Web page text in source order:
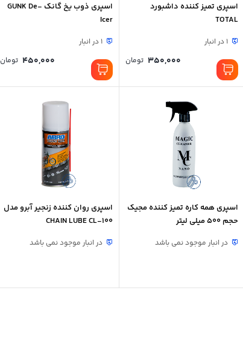
اسپری تمیز کننده داشبورد
TOTAL
1 در انبار
350,000 تومان
اسپری ذوب یخ گانک GUNK De-
Icer
1 در انبار
450,000 تومان
اسپری همه کاره تمیز کننده مجیک
حجم 500 میلی لیتر
در انبار موجود نمی باشد
اسپری روان کننده زنجیر آبرو مدل
CHAIN LUBE CL-100
در انبار موجود نمی باشد